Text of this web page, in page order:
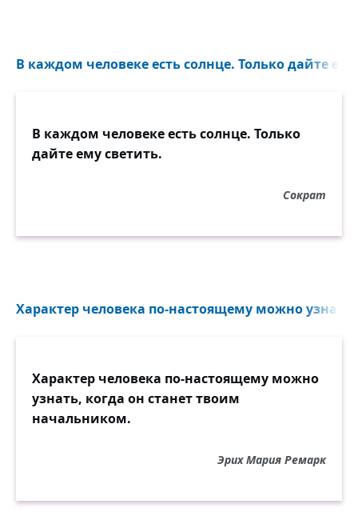
В каждом человеке есть солнце. Только дайте
В каждом человеке есть солнце. Только
дайте ему светить.
Сократ
Характер человека по-настоящему можно узнать,
Характер человека по-настоящему можно
узнать, когда он станет твоим
начальником.
Эрих Мария Ремарк